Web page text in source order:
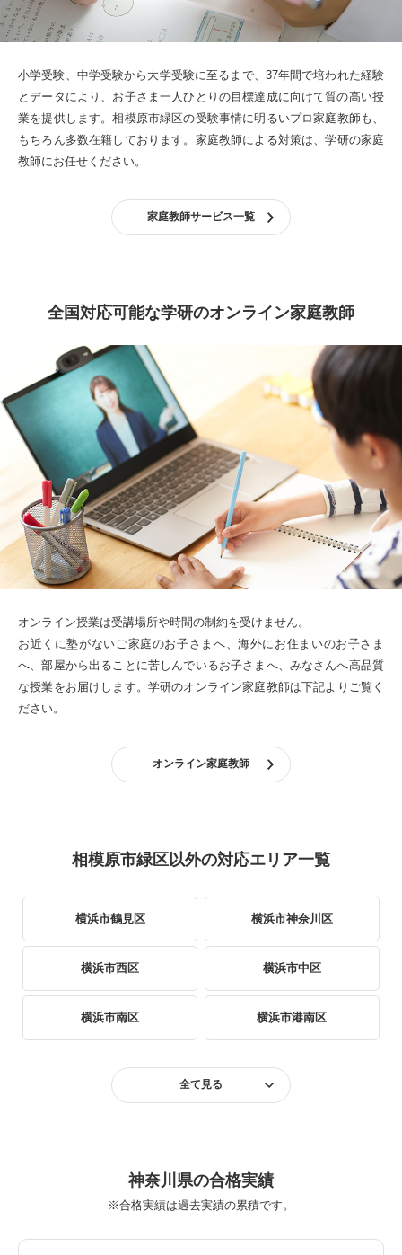
小学受験、中学受験から大学受験に至るまで、37年間で培われた経験
とデータにより、お子さま一人ひとりの目標達成に向けて質の高い授
業を提供します。相模原市緑区の受験事情に明るいプロ家庭教師も、
もちろん多数在籍しております。 家庭教師による対策は、学研の家庭
教師にお任せください。
家庭教師サービス一覧
全国対応可能な学研のオンライン家庭教師
オンライン授業は受講場所や時間の制約を受けません。
お近くに塾がないご家庭のお子さまへ、海外にお住まいのお子さま
へ、部屋から出ることに苦しんでいるお子さまへ、みなさんへ高品質
な授業をお届けします。 学研のオンライン家庭教師は下記よりご覧く
ださい。
オンライン家庭教師
相模原市緑区以外の対応エリア一覧
横浜市鶴見区 横浜市神奈川区
横浜市西区 横浜市中区
横浜市南区 横浜市港南区
横浜市保土ヶ谷区 横浜市旭区
横浜市青葉区 横浜市都筑区
全て見る
神奈川県の合格実績
※合格実績は過去実績の累積です。